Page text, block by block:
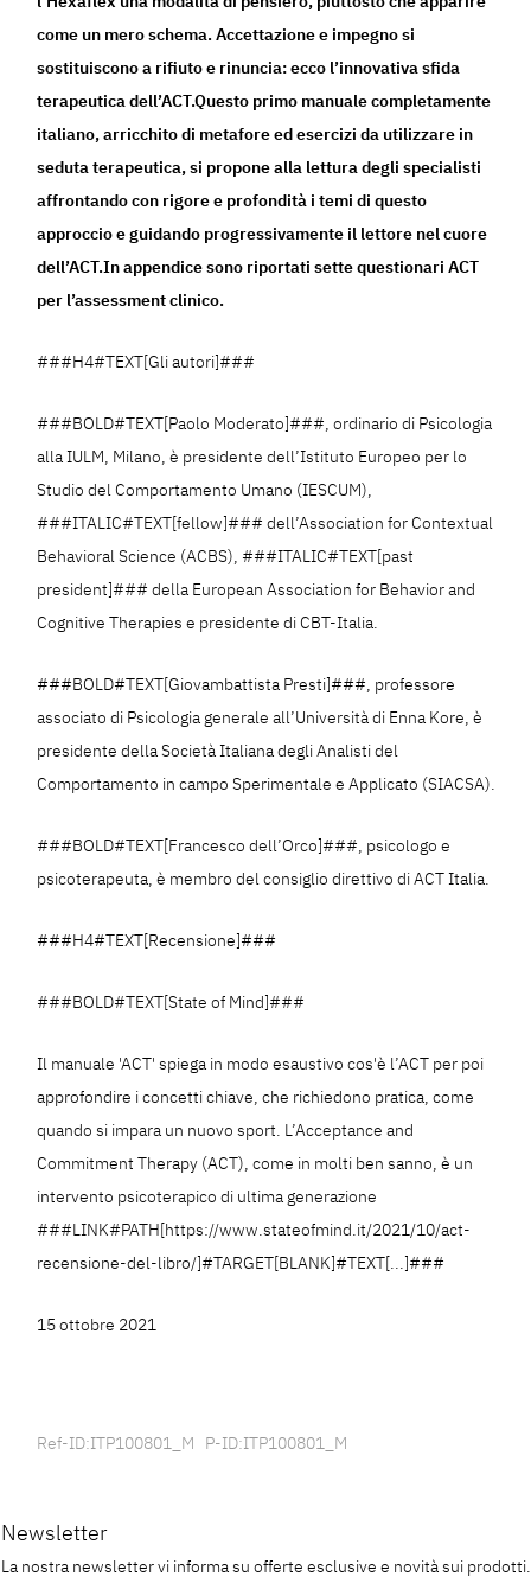
come un mero schema. Accettazione e impegno si
sostituiscono a rifiuto e rinuncia: ecco l’innovativa sfida
terapeutica dell’ACT.Questo primo manuale completamente
italiano, arricchito di metafore ed esercizi da utilizzare in
seduta terapeutica, si propone alla lettura degli specialisti
affrontando con rigore e profondità i temi di questo
approccio e guidando progressivamente il lettore nel cuore
dell’ACT.In appendice sono riportati sette questionari ACT
per l’assessment clinico.
###H4#TEXT[Gli autori]###
###BOLD#TEXT[Paolo Moderato]###, ordinario di Psicologia
alla IULM, Milano, è presidente dell’Istituto Europeo per lo
Studio del Comportamento Umano (IESCUM),
###ITALIC#TEXT[fellow]### dell’Association for Contextual
Behavioral Science (ACBS), ###ITALIC#TEXT[past
president]### della European Association for Behavior and
Cognitive Therapies e presidente di CBT-Italia.
###BOLD#TEXT[Giovambattista Presti]###, professore
associato di Psicologia generale all’Università di Enna Kore, è
presidente della Società Italiana degli Analisti del
Comportamento in campo Sperimentale e Applicato (SIACSA).
###BOLD#TEXT[Francesco dell’Orco]###, psicologo e
psicoterapeuta, è membro del consiglio direttivo di ACT Italia.
###H4#TEXT[Recensione]###
###BOLD#TEXT[State of Mind]###
Il manuale 'ACT' spiega in modo esaustivo cos'è l’ACT per poi
approfondire i concetti chiave, che richiedono pratica, come
quando si impara un nuovo sport. L’Acceptance and
Commitment Therapy (ACT), come in molti ben sanno, è un
intervento psicoterapico di ultima generazione
###LINK#PATH[https://www.stateofmind.it/2021/10/act-
recensione-del-libro/]#TARGET[BLANK]#TEXT[...]###
15 ottobre 2021
Ref-ID:ITP100801_M P-ID:ITP100801_M
Newsletter
La nostra newsletter vi informa su offerte esclusive e novità sui prodotti.